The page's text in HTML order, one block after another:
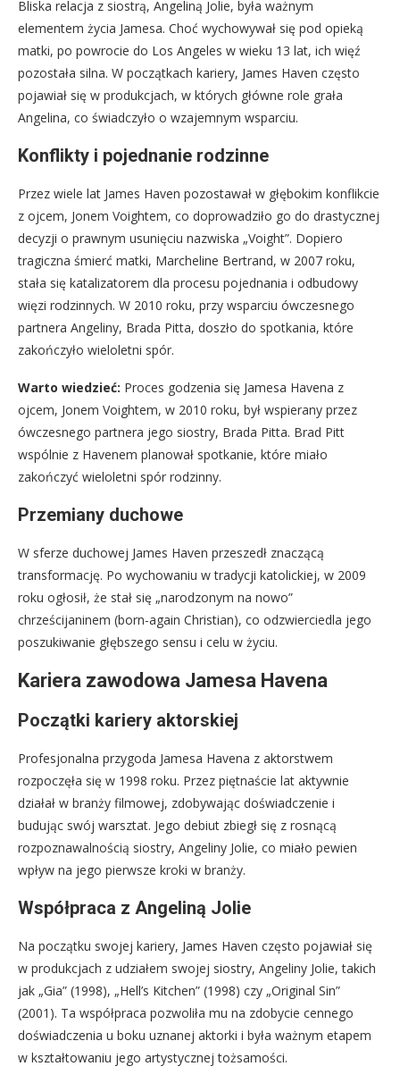
Bliska relacja z siostrą, Angeliną Jolie, była ważnym
elementem życia Jamesa. Choć wychowywał się pod opieką
matki, po powrocie do Los Angeles w wieku 13 lat, ich więź
pozostała silna. W początkach kariery, James Haven często
pojawiał się w produkcjach, w których główne role grała
Angelina, co świadczyło o wzajemnym wsparciu.
Konflikty i pojednanie rodzinne
Przez wiele lat James Haven pozostawał w głębokim konflikcie
z ojcem, Jonem Voightem, co doprowadziło go do drastycznej
decyzji o prawnym usunięciu nazwiska „Voight”. Dopiero
tragiczna śmierć matki, Marcheline Bertrand, w 2007 roku,
stała się katalizatorem dla procesu pojednania i odbudowy
więzi rodzinnych. W 2010 roku, przy wsparciu ówczesnego
partnera Angeliny, Brada Pitta, doszło do spotkania, które
zakończyło wieloletni spór.
Warto wiedzieć: Proces godzenia się Jamesa Havena z
ojcem, Jonem Voightem, w 2010 roku, był wspierany przez
ówczesnego partnera jego siostry, Brada Pitta. Brad Pitt
wspólnie z Havenem planował spotkanie, które miało
zakończyć wieloletni spór rodzinny.
Przemiany duchowe
W sferze duchowej James Haven przeszedł znaczącą
transformację. Po wychowaniu w tradycji katolickiej, w 2009
roku ogłosił, że stał się „narodzonym na nowo”
chrześcijaninem (born-again Christian), co odzwierciedla jego
poszukiwanie głębszego sensu i celu w życiu.
Kariera zawodowa Jamesa Havena
Początki kariery aktorskiej
Profesjonalna przygoda Jamesa Havena z aktorstwem
rozpoczęła się w 1998 roku. Przez piętnaście lat aktywnie
działał w branży filmowej, zdobywając doświadczenie i
budując swój warsztat. Jego debiut zbiegł się z rosnącą
rozpoznawalnością siostry, Angeliny Jolie, co miało pewien
wpływ na jego pierwsze kroki w branży.
Współpraca z Angeliną Jolie
Na początku swojej kariery, James Haven często pojawiał się
w produkcjach z udziałem swojej siostry, Angeliny Jolie, takich
jak „Gia” (1998), „Hell’s Kitchen” (1998) czy „Original Sin”
(2001). Ta współpraca pozwoliła mu na zdobycie cennego
doświadczenia u boku uznanej aktorki i była ważnym etapem
w kształtowaniu jego artystycznej tożsamości.